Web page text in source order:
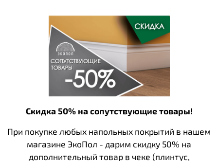
Скидка 50% на сопутствующие товары!
При покупке любых напольных покрытий в нашем
магазине ЭкоПол - дарим скидку 50% на
дополнительный товар в чеке (плинтус,